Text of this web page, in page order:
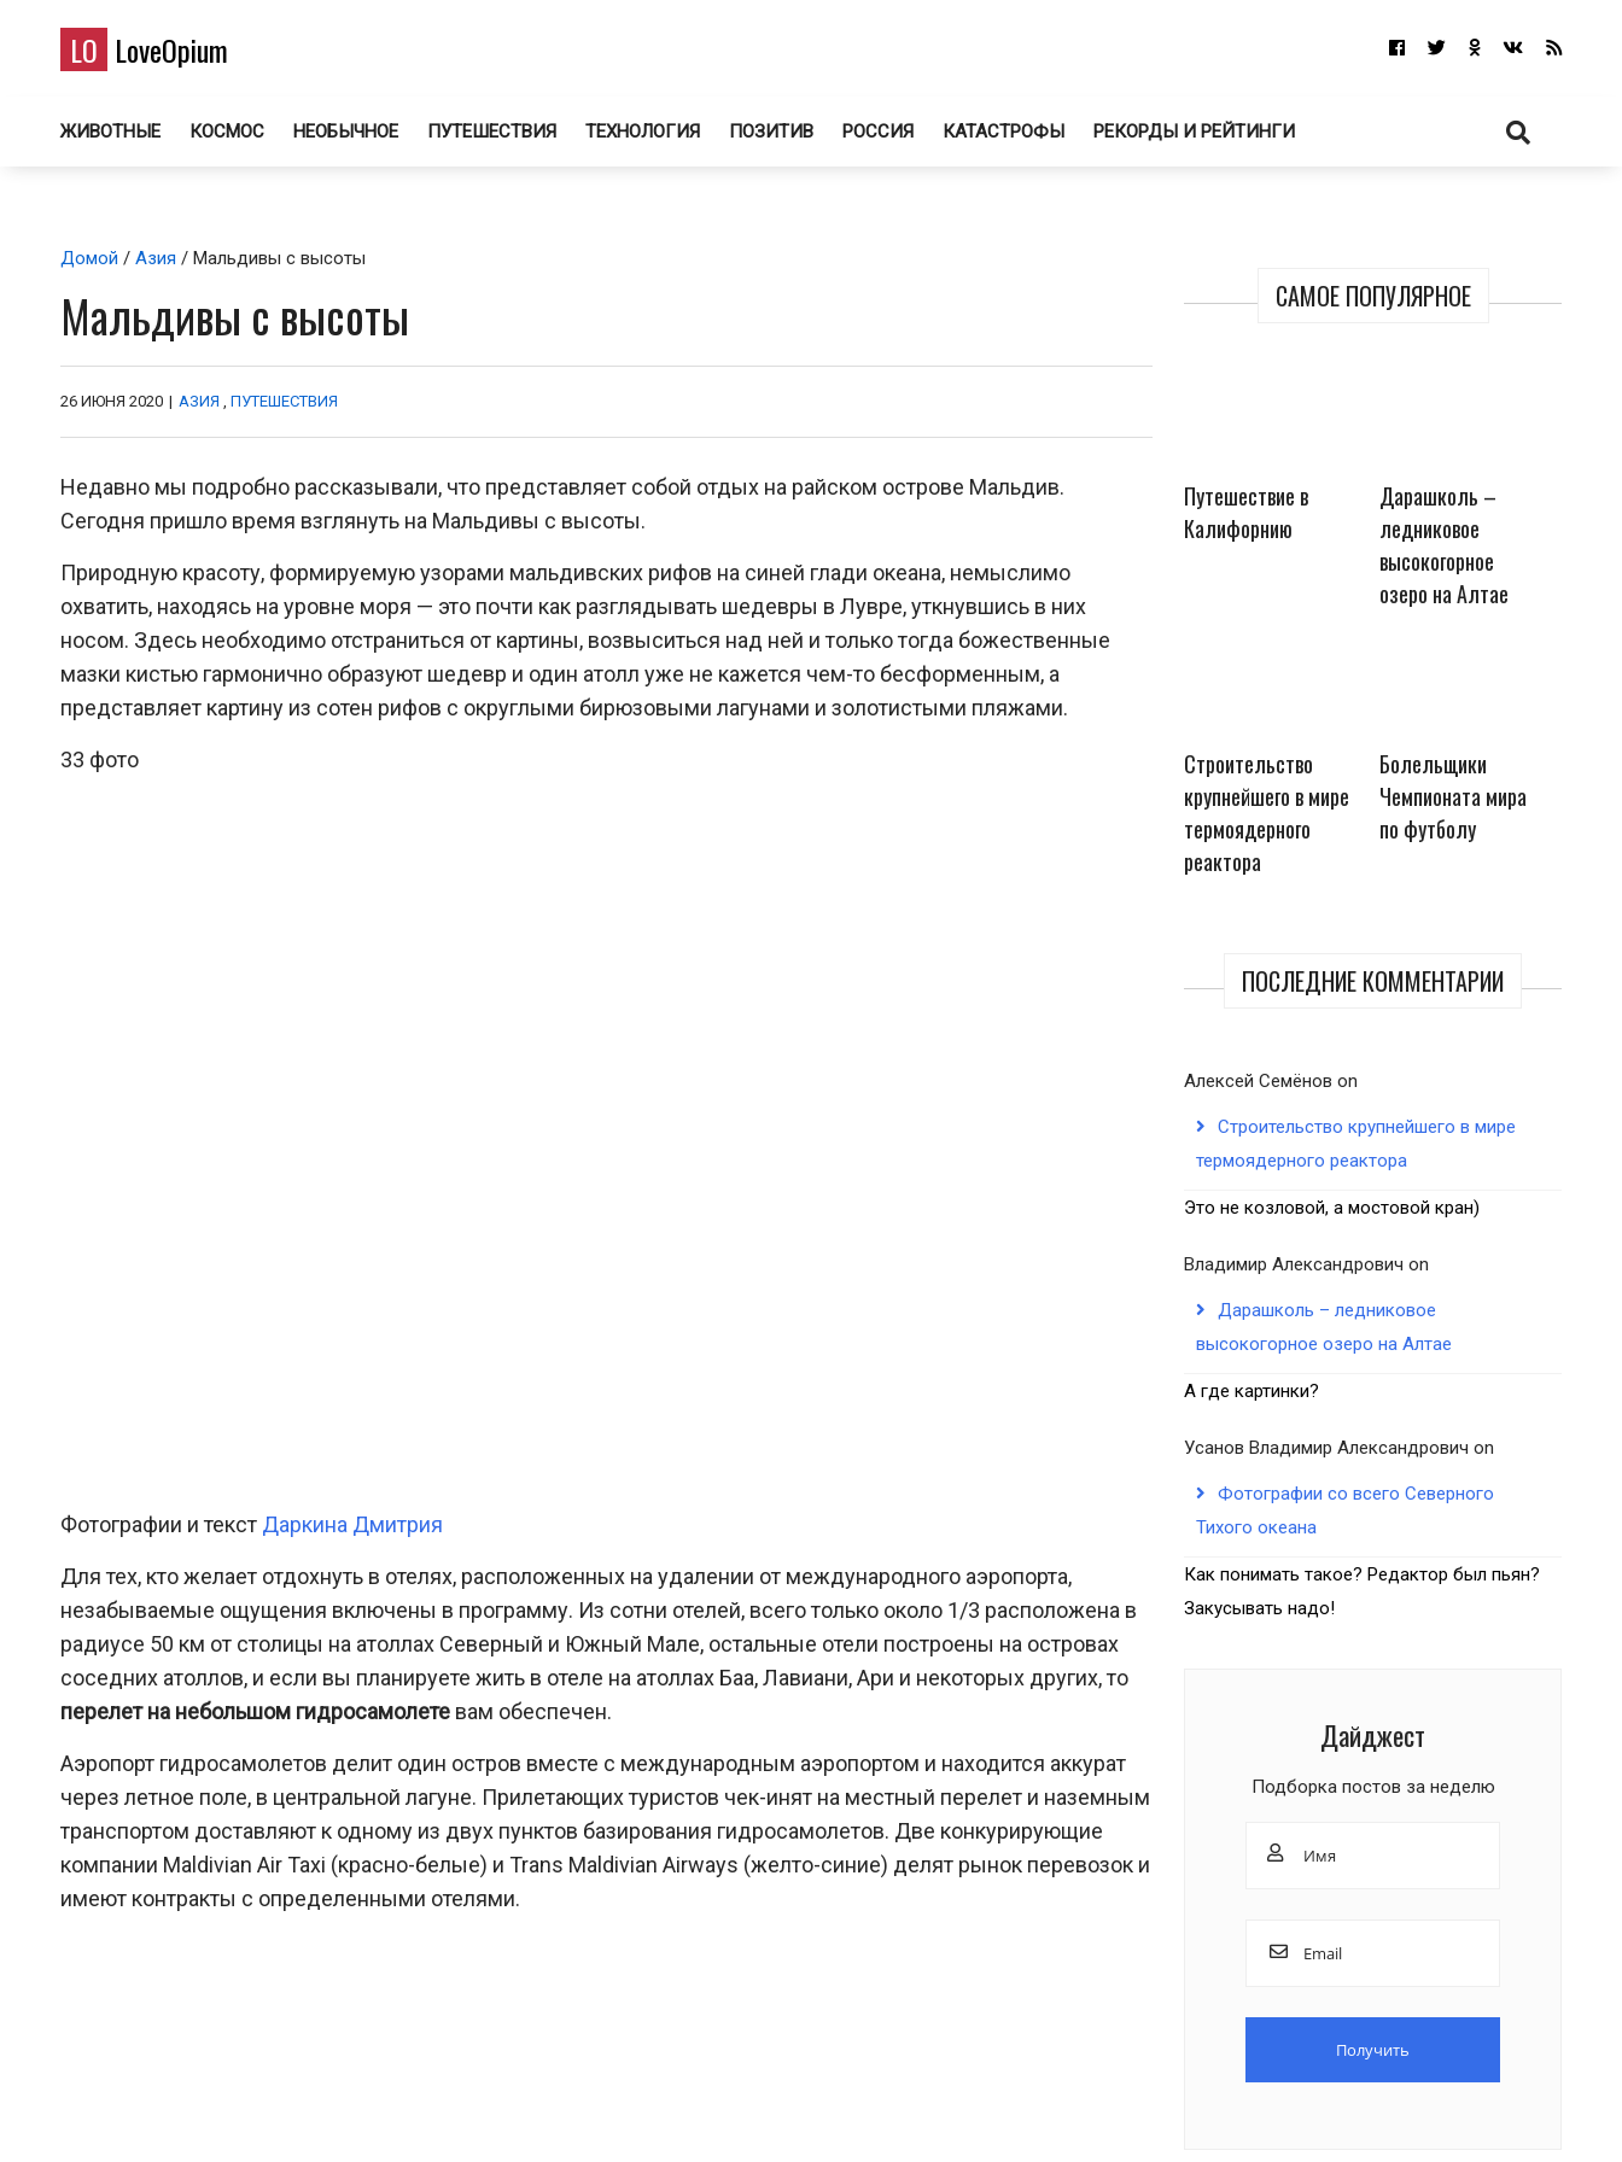
LO LoveOpium
ЖИВОТНЫЕ КОСМОС НЕОБЫЧНОЕ ПУТЕШЕСТВИЯ ТЕХНОЛОГИЯ ПОЗИТИВ РОССИЯ КАТАСТРОФЫ РЕКОРДЫ И РЕЙТИНГИ
САМОЕ ПОПУЛЯРНОЕ
Путешествие в
Калифорнию
Дарашколь –
ледниковое
высокогорное
озеро на Алтае
Строительство
крупнейшего в мире
термоядерного
реактора
Болельщики
Чемпионата мира
по футболу
ПОСЛЕДНИЕ КОММЕНТАРИИ
Алексей Семёнов on
Строительство крупнейшего в мире
термоядерного реактора
Это не козловой, а мостовой кран)
Владимир Александрович on
Дарашколь – ледниковое
высокогорное озеро на Алтае
А где картинки?
Усанов Владимир Александрович on
Фотографии со всего Северного
Тихого океана
Как понимать такое? Редактор был пьян?
Закусывать надо!
Дайджест
Подборка постов за неделю
Домой / Азия / Мальдивы с высоты
Мальдивы с высоты
26 ИЮНЯ 2020 | АЗИЯ , ПУТЕШЕСТВИЯ
Недавно мы подробно рассказывали, что представляет собой отдых на райском острове Мальдив.
Сегодня пришло время взглянуть на Мальдивы с высоты.
Природную красоту, формируемую узорами мальдивских рифов на синей глади океана, немыслимо
охватить, находясь на уровне моря — это почти как разглядывать шедевры в Лувре, уткнувшись в них
носом. Здесь необходимо отстраниться от картины, возвыситься над ней и только тогда божественные
мазки кистью гармонично образуют шедевр и один атолл уже не кажется чем-то бесформенным, а
представляет картину из сотен рифов с округлыми бирюзовыми лагунами и золотистыми пляжами.
33 фото
Фотографии и текст Даркина Дмитрия
Для тех, кто желает отдохнуть в отелях, расположенных на удалении от международного аэропорта,
незабываемые ощущения включены в программу. Из сотни отелей, всего только около 1/3 расположена в
радиусе 50 км от столицы на атоллах Северный и Южный Мале, остальные отели построены на островах
соседних атоллов, и если вы планируете жить в отеле на атоллах Баа, Лавиани, Ари и некоторых других, то
перелет на небольшом гидросамолете вам обеспечен.
Аэропорт гидросамолетов делит один остров вместе с международным аэропортом и находится аккурат
через летное поле, в центральной лагуне. Прилетающих туристов чек-инят на местный перелет и наземным
транспортом доставляют к одному из двух пунктов базирования гидросамолетов. Две конкурирующие
компании Maldivian Air Taxi (красно-белые) и Trans Maldivian Airways (желто-синие) делят рынок перевозок и
имеют контракты с определенными отелями.